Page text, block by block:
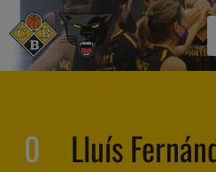
0 Lluís